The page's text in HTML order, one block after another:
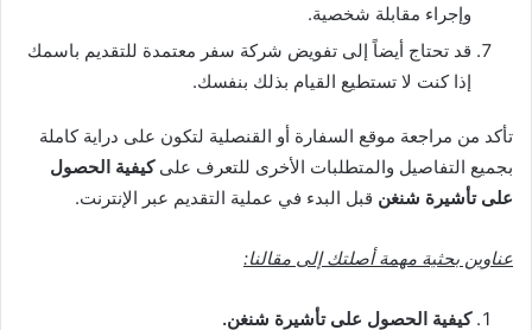
وإجراء مقابلة شخصية.
قد تحتاج أيضاً إلى تفويض شركة سفر معتمدة للتقديم باسمك
إذا كنت لا تستطيع القيام بذلك بنفسك.
تأكد من مراجعة موقع السفارة أو القنصلية لتكون على دراية كاملة
بجميع التفاصيل والمتطلبات الأخرى للتعرف علىكيفية الحصول
على تأشيرة شنغن قبل البدء في عملية التقديم عبر الإنترنت.
عناوين بحثية مهمة أصلتك إلى مقالنا:
كيفية الحصول على تأشيرة شنغن.